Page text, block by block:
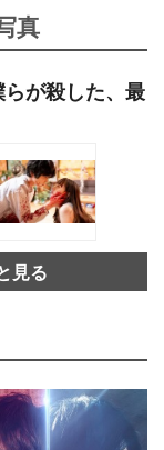
真
が殺した、最
見る